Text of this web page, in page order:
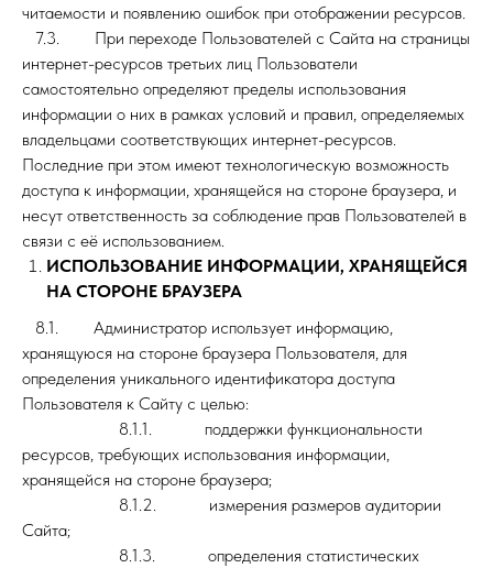
читаемости и появлению ошибок при отображении ресурсов.
7.3. При переходе Пользователей с Сайта на страницы
интернет-ресурсов третьих лиц Пользователи
самостоятельно определяют пределы использования
информации о них в рамках условий и правил, определяемых
владельцами соответствующих интернет-ресурсов.
Последние при этом имеют технологическую возможность
доступа к информации, хранящейся на стороне браузера, и
несут ответственность за соблюдение прав Пользователей в
связи с её использованием.
ИСПОЛЬЗОВАНИЕ ИНФОРМАЦИИ, ХРАНЯЩЕЙСЯ
НА СТОРОНЕ БРАУЗЕРА
8.1. Администратор использует информацию,
хранящуюся на стороне браузера Пользователя, для
определения уникального идентификатора доступа
Пользователя к Сайту с целью:
8.1.1. поддержки функциональности
ресурсов, требующих использования информации,
хранящейся на стороне браузера;
8.1.2. измерения размеров аудитории
Сайта;
8.1.3. определения статистических